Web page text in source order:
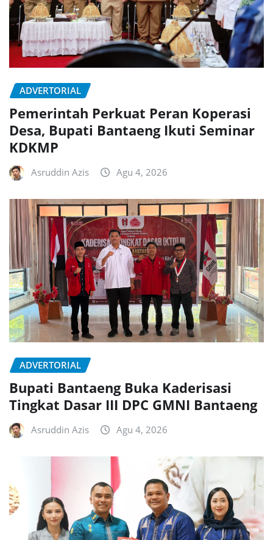
ADVERTORIAL
Pemerintah Perkuat Peran Koperasi
Desa, Bupati Bantaeng Ikuti Seminar
KDKMP
Asruddin Azis Agu 4, 2026
ADVERTORIAL
Bupati Bantaeng Buka Kaderisasi
Tingkat Dasar III DPC GMNI Bantaeng
Asruddin Azis Agu 4, 2026